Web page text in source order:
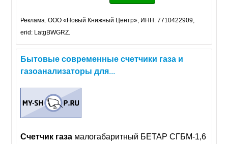
Реклама. ООО «Новый Книжный Центр», ИНН: 7710422909,
erid: LatgBWGRZ.
Бытовые современные счетчики газа и
газоанализаторы для...
Счетчик газа малогабаритный БЕТАР СГБМ-1,6